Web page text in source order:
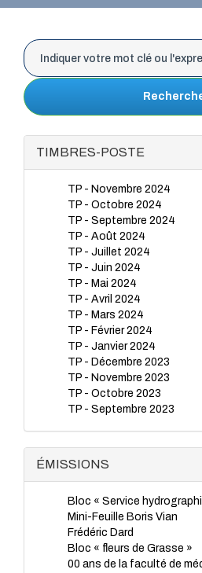
TIMBRES-POSTE
TP - Novembre 2024
TP - Octobre 2024
TP - Septembre 2024
TP - Août 2024
TP - Juillet 2024
TP - Juin 2024
TP - Mai 2024
TP - Avril 2024
TP - Mars 2024
TP - Février 2024
TP - Janvier 2024
TP - Décembre 2023
TP - Novembre 2023
TP - Octobre 2023
TP - Septembre 2023
TP - Avril 2023
TP - Février 2023
TP - Janvier 2023
TP - Novembre 2022
TP - Octobre 2022
TP - Septembre 2022
ÉMISSIONS
Bloc « Service
Mini-Feuille Boris Vian
Frédéric Dard
Bloc « fleurs de Grasse »
00 ans de la faculté de